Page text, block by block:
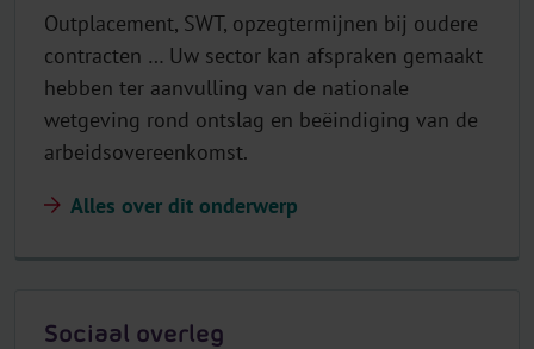
Outplacement, SWT, opzegtermijnen bij oudere
contracten … Uw sector kan afspraken gemaakt
hebben ter aanvulling van de nationale
wetgeving rond ontslag en beëindiging van de
arbeidsovereenkomst.
Alles over dit onderwerp
Sociaal overleg